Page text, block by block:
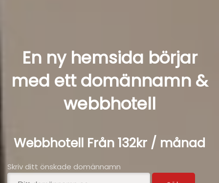
En ny hemsida börjar
med ett domännamn &
webbhotell
Webbhotell Från 132kr / månad
Skriv ditt önskade domännamn